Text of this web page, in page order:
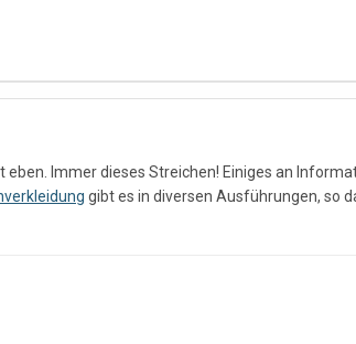
Immer dieses Streichen! Einiges an
gibt es in diversen Ausführungen, so